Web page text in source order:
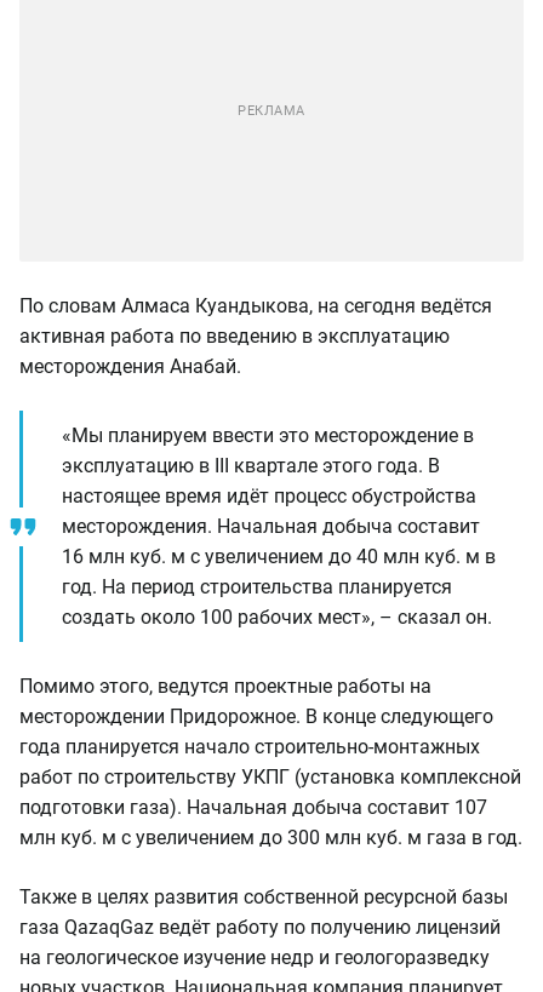
По словам Алмаса Куандыкова, на сегодня ведётся
активная работа по введению в эксплуатацию
месторождения Анабай.
«Мы планируем ввести это месторождение в
эксплуатацию в III квартале этого года. В
настоящее время идёт процесс обустройства
месторождения. Начальная добыча составит
16 млн куб. м с увеличением до 40 млн куб. м в
год. На период строительства планируется
создать около 100 рабочих мест», – сказал он.
Помимо этого, ведутся проектные работы на
месторождении Придорожное. В конце следующего
года планируется начало строительно-монтажных
работ по строительству УКПГ (установка комплексной
подготовки газа). Начальная добыча составит 107
млн куб. м с увеличением до 300 млн куб. м газа в год.
Также в целях развития собственной ресурсной базы
газа QazaqGaz ведёт работу по получению лицензий
на геологическое изучение недр и геологоразведку